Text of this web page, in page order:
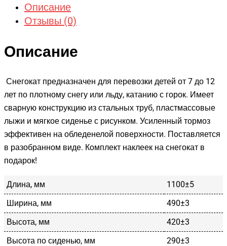
Описание
Отзывы (0)
Описание
Снегокат предназначен для перевозки детей от 7 до 12
лет по плотному снегу или льду, катанию с горок. Имеет
сварную конструкцию из стальных труб, пластмассовые
лыжи и мягкое сиденье с рисунком. Усиленный тормоз
эффективен на обледенелой поверхности. Поставляется
в разобранном виде. Комплект наклеек на снегокат в
подарок!
Длина, мм
1100±5
Ширина, мм
490±3
Высота, мм
420±3
Высота по сиденью, мм
290±3